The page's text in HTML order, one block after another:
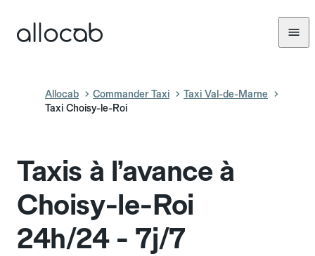
Allocab Commander Taxi
Taxi Val-de-Marne
Taxi Choisy-le-Roi
Taxis à l’avance à
Choisy-le-Roi
24h/24 - 7j/7